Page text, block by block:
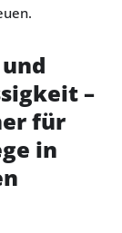
–
für
in